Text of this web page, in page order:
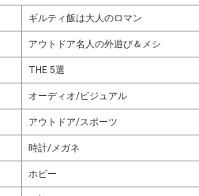
ギルティ飯は大人のロマン
アウトドア名人の外遊び＆メシ
THE 5選
オーディオ/ビジュアル
アウトドア/スポーツ
時計/メガネ
ホビー